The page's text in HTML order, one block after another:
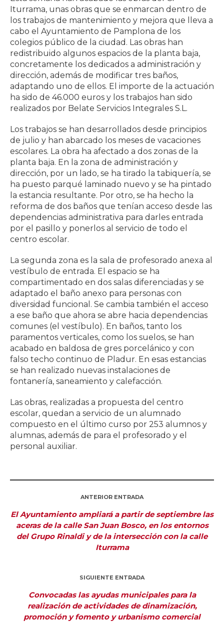
Iturrama, unas obras que se enmarcan dentro de
los trabajos de mantenimiento y mejora que lleva a
cabo el Ayuntamiento de Pamplona de los
colegios público de la ciudad. Las obras han
redistribuido algunos espacios de la planta baja,
concretamente los dedicados a administración y
dirección, además de modificar tres baños,
adaptando uno de ellos. El importe de la actuación
ha sido de 46.000 euros y los trabajos han sido
realizados por Belate Servicios Integrales S.L.
Los trabajos se han desarrollados desde principios
de julio y han abarcado los meses de vacaciones
escolares. La obra ha afectado a dos zonas de la
planta baja. En la zona de administración y
dirección, por un lado, se ha tirado la tabiquería, se
ha puesto parqué laminado nuevo y se ha pintado
la estancia resultante. Por otro, se ha hecho la
reforma de dos baños que tenían acceso desde las
dependencias administrativa para darles entrada
por el pasillo y ponerlos al servicio de todo el
centro escolar.
La segunda zona es la sala de profesorado anexa al
vestíbulo de entrada. El espacio se ha
compartimentado en dos salas diferenciadas y se
adaptado el baño anexo para personas con
diversidad funcional. Se cambia también el acceso
a ese baño que ahora se abre hacia dependencias
comunes (el vestíbulo). En baños, tanto los
paramentos verticales, como los suelos, se han
acabado en baldosa de gres porcelánico y con
falso techo continuo de Pladur. En esas estancias
se han realizado nuevas instalaciones de
fontanería, saneamiento y calefacción.
Las obras, realizadas a propuesta del centro
escolar, quedan a servicio de un alumnado
compuesto en el último curso por 253 alumnos y
alumnas, además de para el profesorado y el
personal auxiliar.
ANTERIOR ENTRADA
El Ayuntamiento ampliará a partir de septiembre las
aceras de la calle San Juan Bosco, en los entornos
del Grupo Rinaldi y de la intersección con la calle
Iturrama
SIGUIENTE ENTRADA
Convocadas las ayudas municipales para la
realización de actividades de dinamización,
promoción y fomento y urbanismo comercial